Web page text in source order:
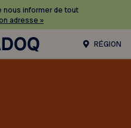
nous informer de tout
adresse »
RÉGION